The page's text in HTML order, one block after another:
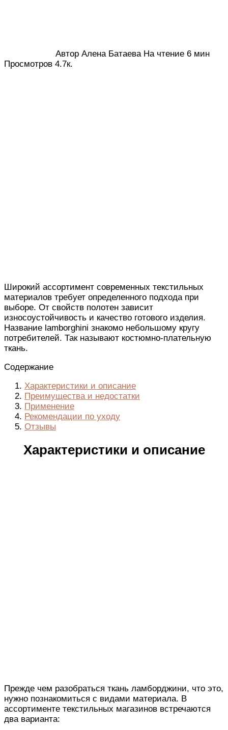
Автор Алена Батаева На чтение 6 мин
Просмотров 4.7к.
Широкий ассортимент современных текстильных
материалов требует определенного подхода при
выборе. От свойств полотен зависит
износоустойчивость и качество готового изделия.
Название lamborghini знакомо небольшому кругу
потребителей. Так называют костюмно-плательную
ткань.
Содержание
Характеристики и описание
Преимущества и недостатки
Применение
Рекомендации по уходу
Отзывы
Характеристики и описание
Прежде чем разобраться ткань ламборджини, что это,
нужно познакомиться с видами материала. В
ассортименте текстильных магазинов встречаются
два варианта: